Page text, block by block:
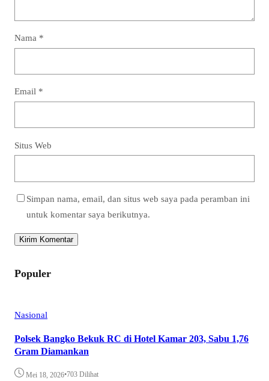
Nama *
Email *
Situs Web
Simpan nama, email, dan situs web saya pada peramban ini
untuk komentar saya berikutnya.
Populer
Nasional
Polsek Bangko Bekuk RC di Hotel Kamar 203, Sabu 1,76
Gram Diamankan
Mei 18, 2026•703 Dilihat